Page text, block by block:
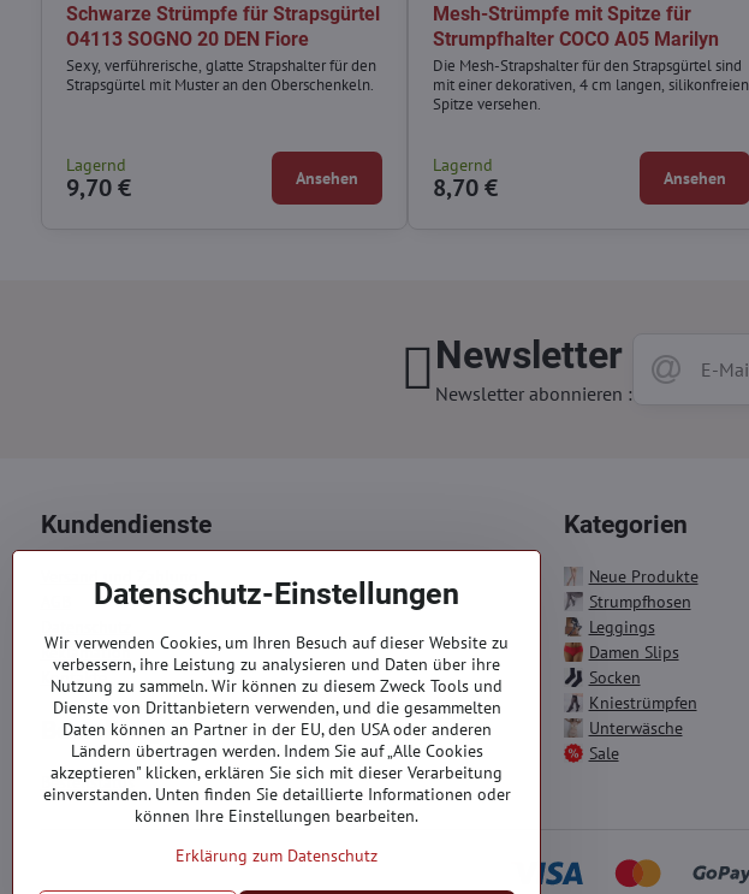
Schwarze Strümpfe für Strapsgürtel
O4113 SOGNO 20 DEN Fiore
Sexy, verführerische, glatte Strapshalter für den
Strapsgürtel mit Muster an den Oberschenkeln.
Lagernd
9,70 € Ansehen
Mesh-Strümpfe mit Spitze für
Strumpfhalter COCO A05 Marilyn
Die Mesh-Strapshalter für den Strapsgürtel sind
mit einer dekorativen, 4 cm langen, silikonfreien
Spitze versehen.
Lagernd
8,70 € Ansehen
Newsletter
Newsletter abonnieren :
Kundendienste
Reklamation
Kontakte
Bestellungen
Bestellstatus
Kategorien
Neue Produkte
Strumpfhosen
Leggings
Damen Slips
Socken
Kniestrümpfen
Unterwäsche
Sale
Datenschutz-Einstellungen
Wir verwenden Cookies, um Ihren Besuch auf dieser Website zu
verbessern, ihre Leistung zu analysieren und Daten über ihre
Nutzung zu sammeln. Wir können zu diesem Zweck Tools und
Dienste von Drittanbietern verwenden, und die gesammelten
Daten können an Partner in der EU, den USA oder anderen
Ländern übertragen werden. Indem Sie auf „Alle Cookies
akzeptieren" klicken, erklären Sie sich mit dieser Verarbeitung
einverstanden. Unten finden Sie detaillierte Informationen oder
können Ihre Einstellungen bearbeiten.
Erklärung zum Datenschutz